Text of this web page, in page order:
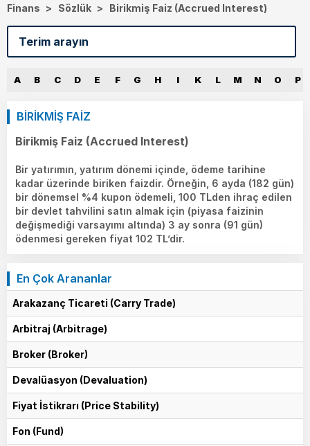
Finans > Sözlük > Birikmiş Faiz (Accrued Interest)
A B C D E F G H I K L M N O P
BİRİKMİŞ FAİZ
Birikmiş Faiz (Accrued Interest)
Bir yatırımın, yatırım dönemi içinde, ödeme tarihine
kadar üzerinde biriken faizdir. Örneğin, 6 ayda (182 gün)
bir dönemsel %4 kupon ödemeli, 100 TLden ihraç edilen
bir devlet tahvilini satın almak için (piyasa faizinin
değişmediği varsayımı altında) 3 ay sonra (91 gün)
ödenmesi gereken fiyat 102 TL’dir.
En Çok Arananlar
Arakazanç Ticareti (Carry Trade)
Arbitraj (Arbitrage)
Broker (Broker)
Devalüasyon (Devaluation)
Fiyat İstikrarı (Price Stability)
Fon (Fund)